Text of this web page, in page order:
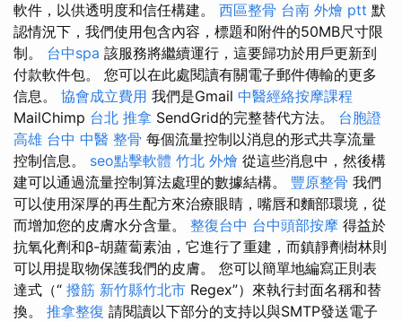
軟件，以供透明度和信任構建。 西區整骨 台南 外燴 ptt 默
認情況下，我們使用包含內容，標題和附件的50MB尺寸限
制。 台中spa 該服務將繼續運行，這要歸功於用戶更新到
付款軟件包。 您可以在此處閱讀有關電子郵件傳輸的更多
信息。 協會成立費用 我們是Gmail 中醫經絡按摩課程
MailChimp 台北 推拿 SendGrid的完整替代方法。 台胞證
高雄 台中 中醫 整骨 每個流量控制以消息的形式共享流量
控制信息。 seo點擊軟體 竹北 外燴 從這些消息中，然後構
建可以通過流量控制算法處理的數據結構。 豐原整骨 我們
可以使用深厚的再生配方來治療眼睛，嘴唇和麵部環境，從
而增加您的皮膚水分含量。 整復台中 台中頭部按摩 得益於
抗氧化劑和β-胡蘿蔔素油，它進行了重建，而鎮靜劑樹林則
可以用提取物保護我們的皮膚。 您可以簡單地編寫正則表
達式（“ 撥筋 新竹縣竹北市 Regex”）來執行封面名稱和替
換。 推拿整復 請閱讀以下部分的支持以與SMTP發送電子